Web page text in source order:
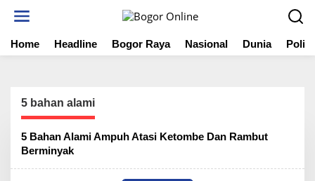
t
Home Headline Bogor Raya Nasional Dunia
5 bahan alami
5 Bahan Alami Ampuh Atasi Ketombe Dan Rambut
Berminyak